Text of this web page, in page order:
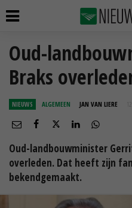
Oud-
Braks
NIEUWS ALGEMEEN JAN VAN LIERE
Oud-landbouwminister
overleden. Dat heeft zijn
bekendgemaakt.